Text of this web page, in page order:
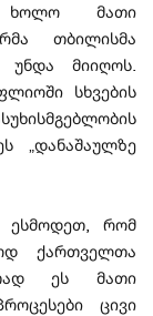
ხოლო მათი
თბილისმა
მიიღოს.
სხვების
„დანაშაულზე
ესმოდეთ, რომ
ქართველთა
ეს მათი
ცივი